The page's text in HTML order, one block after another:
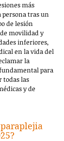
más
persona tras un
de lesión
movilidad y
inferiores,
en la vida del
la
para
todas las
y de